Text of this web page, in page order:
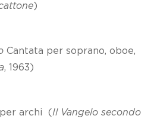
)
Cantata per soprano, oboe,
, 1963)
archi (Il Vangelo secondo